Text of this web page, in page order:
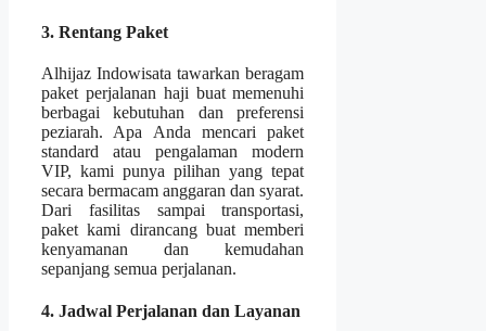
3. Rentang Paket
Alhijaz Indowisata tawarkan beragam
paket perjalanan haji buat memenuhi
berbagai kebutuhan dan preferensi
peziarah. Apa Anda mencari paket
standard atau pengalaman modern
VIP, kami punya pilihan yang tepat
secara bermacam anggaran dan syarat.
Dari fasilitas sampai transportasi,
paket kami dirancang buat memberi
kenyamanan dan kemudahan
sepanjang semua perjalanan.
4. Jadwal Perjalanan dan Layanan